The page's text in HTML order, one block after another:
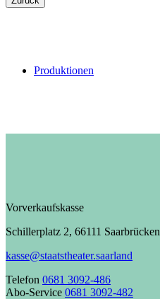
Produktionen
Vorverkaufskasse
Schillerplatz 2, 66111 Saarbrücken
kasse@staatstheater.saarland
Telefon 0681 3092-486
Abo-Service 0681 3092-482